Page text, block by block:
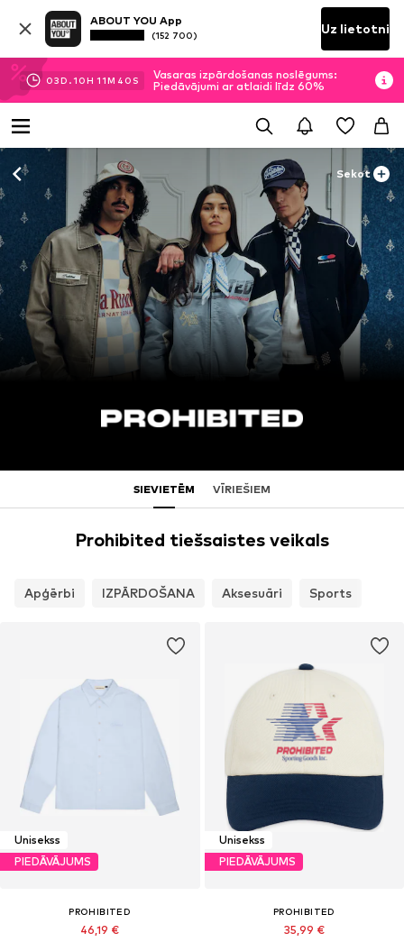
ABOUT YOU App
(152 700) Uz lietotni
03D.10H 11M 38 S
Vasaras izpārdošanas noslēgums:
Piedāvājumi ar atlaidi līdz 60%
Sekot
SIEVIETĒM VĪRIEŠIEM
Prohibited tiešsaistes veikals
Apģērbi IZPĀRDOŠANA Aksesuāri Sports
Unisekss
PIEDĀVĀJUMS
PROHIBITED
46,19 €
Unisekss
PIEDĀVĀJUMS
PROHIBITED
35,99 €